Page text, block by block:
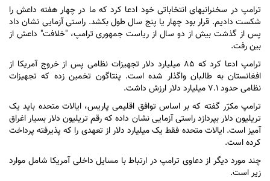
ترامپ در سخنرانی‎های انتخاباتی خود ادعا کرد که ما در چهار هفته داعش را
شکست دادیم. قرار بود چهار یا پنج سال طول بکشد. راستی آزمایی نشان داد
پس از گذشت بیش از دو سال از ریاست جمهوری ترامپ، "خلافت" داعش از
بین رفت.
ترامپ ادعا کرد که ۸۵ میلیارد دلار تجهیزات نظامی پس از خروج آمریکا از
افغانستان به طالبان واگذار شده است. پنتاگون تخمین زده که تجهیزات
نظامی حدود ۷.۱ میلیارد دلار ارزش داشت.
ترامپ مکرّر گفته که بر اساس توافق اقلیمی پاریس، ایالات متحده باید یک
تریلیون دلار بپردازد راستی آزمایی نشان داده که رقم تریلیون دلار بسیار اغراق
آمیز است. ایالات متحده فقط یک میلیارد دلار از تعهدی را که پذیرفته پرداخت
کرده است.
چند مورد دیگر از دعاوی ترامپ در ارتباط با مسایل داخلی آمریکا شامل موارد
زیر است.